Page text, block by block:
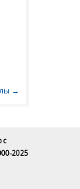
→
с
2025